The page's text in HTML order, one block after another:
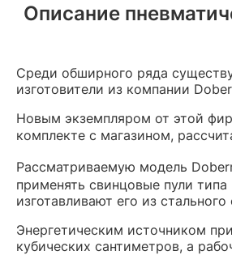
Описание
Среди обширного ряда
изготовители из компании
Новым экземпляром от этой
комплекте с магазином,
Рассматриваемую модель
применять свинцовые пули
изготавливают его из стального
Энергетическим источником
кубических сантиметров, а